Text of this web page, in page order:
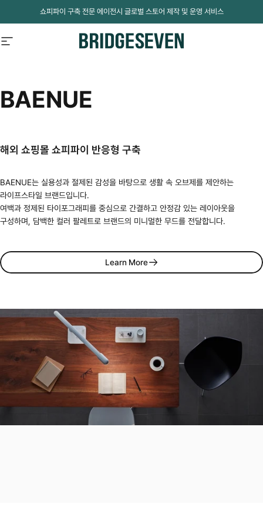
Skip to content
쇼피파이 구축 전문 에이전시 글로벌 스토어 제작 및 운영 서비스
Site navigation BridgeSeven
BAENUE
해외 쇼핑몰 쇼피파이 반응형 구축
BAENUE는 실용성과 절제된 감성을 바탕으로 생활 속 오브제를 제안하는
라이프스타일 브랜드입니다.
여백과 정제된 타이포그래피를 중심으로 간결하고 안정감 있는 레이아웃을
구성하며, 담백한 컬러 팔레트로 브랜드의 미니멀한 무드를 전달합니다.
Learn More